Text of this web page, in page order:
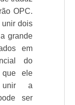
OPC.
unir dois
grande
em
do
ele
unir a
ser